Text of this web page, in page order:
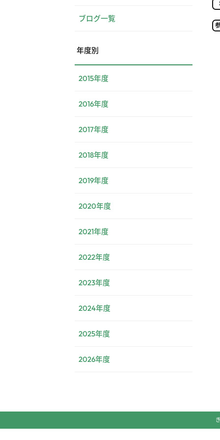
ブログ一覧
年度別
2015年度
2016年度
2017年度
2018年度
2019年度
2020年度
2021年度
2022年度
2023年度
2024年度
2025年度
2026年度